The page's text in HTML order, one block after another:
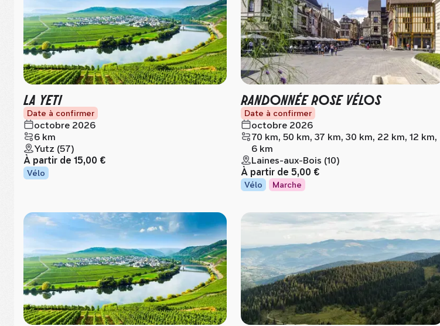
LA YETI
Date à confirmer
octobre 2026
6 km
Yutz (57)
À partir de 15,00 €
Vélo
RANDONNÉE ROSE VÉLOS
Date à confirmer
octobre 2026
70 km, 50 km, 37 km, 30 km, 22 km, 12 km,
6 km
Laines-aux-Bois (10)
À partir de 5,00 €
Vélo Marche